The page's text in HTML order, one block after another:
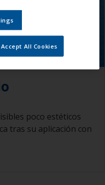
poco estéticos
tras su aplicación con
Accept All Cookies